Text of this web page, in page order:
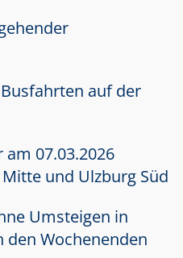
auf der
am 07.03.2026
und Ulzburg Süd
Umsteigen in
den Wochenenden